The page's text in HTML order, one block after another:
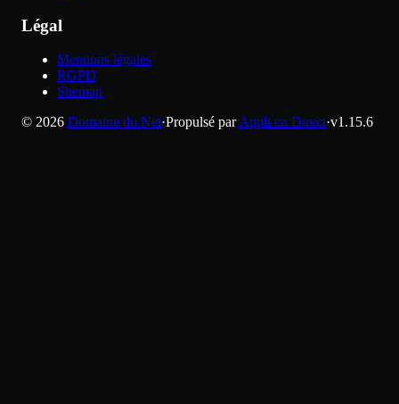
Légal
Mentions légales
RGPD
Sitemap
© 2026 Domaine du Net·Propulsé parAppli en Direct·v1.15.6